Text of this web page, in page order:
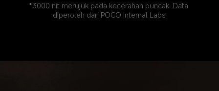
*3000 nit merujuk pada kecerahan puncak. Data
diperoleh dari POCO Internal Labs.